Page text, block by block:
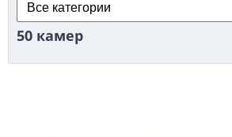
50 камер